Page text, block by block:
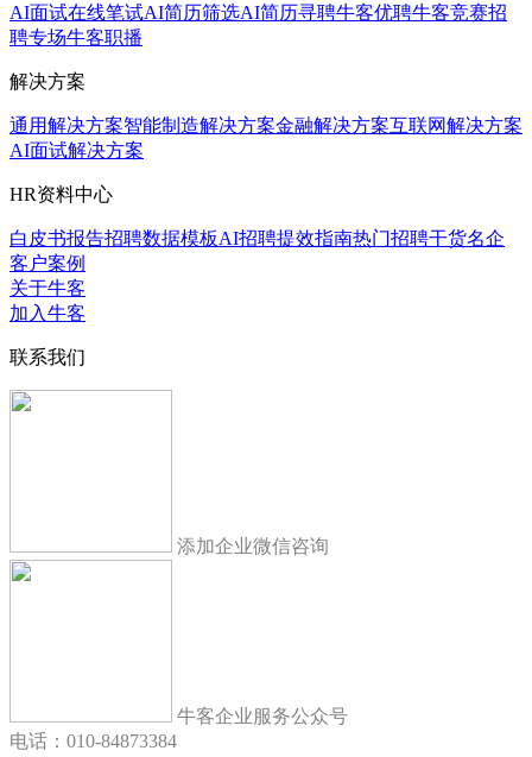
AI面试在线笔试AI简历筛选AI简历寻聘牛客优聘牛客竞赛招
聘专场牛客职播
解决方案
通用解决方案智能制造解决方案金融解决方案互联网解决方案
AI面试解决方案
HR资料中心
白皮书报告招聘数据模板AI招聘提效指南热门招聘干货名企
客户案例
关于牛客
加入牛客
联系我们
添加企业微信咨询
牛客企业服务公众号
电话：010-84873384